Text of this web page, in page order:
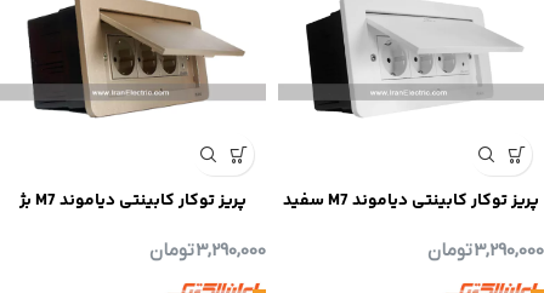
USB-C PD دقیقاً چیست و چرا در پریز توکار
اهمیت دارد
است که با استاندارد Power Delivery می‌تواند ولتاژ و جریان را به صورت
گوشی یا لپ‌تاپ شما از PD پشتیبانی کند دیگر لازم نیست آداپتور اختصاصی
همان برند را به پریز بزنید و از یک شارژ آهسته و کلافه‌کننده رنج ببرید چون
ماژول USB-C PD داخل پریز توکار می‌تواند بسته به نیاز دستگاه پروفایل‌های
پریز توکار کابینتی دیاموند M7 سفید
3,290,000تومان
پریز توکار کابینتی دیاموند M7 بژ
3,290,000تومان